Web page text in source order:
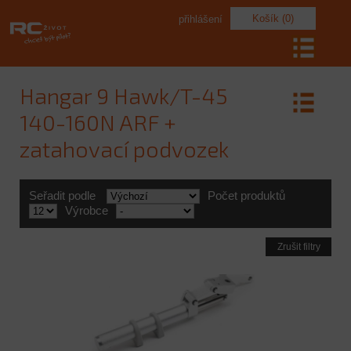
Košík (0)
přihlášení
Hangar 9 Hawk/T-45
140-160N ARF +
zatahovací podvozek
Seřadit podle
Počet produktů
Výrobce
Zrušit filtry